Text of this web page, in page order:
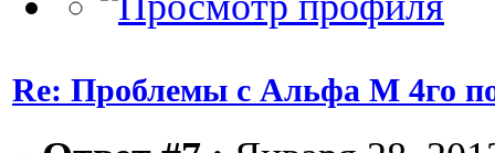
Re: Проблемы с Альфа М 4го